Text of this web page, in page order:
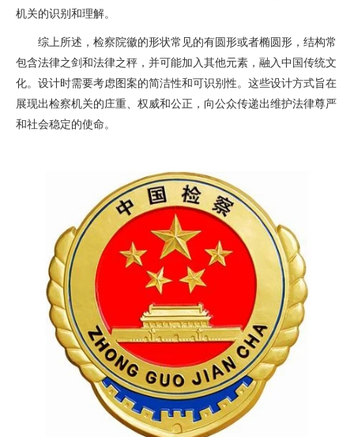
机关的识别和理解。
综上所述，检察院徽的形状常见的有圆形或者椭圆形，结构常
包含法律之剑和法律之秤，并可能加入其他元素，融入中国传统文
化。设计时需要考虑图案的简洁性和可识别性。这些设计方式旨在
展现出检察机关的庄重、权威和公正，向公众传递出维护法律尊严
和社会稳定的使命。